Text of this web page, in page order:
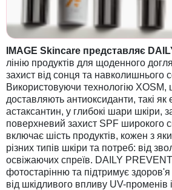
IMAGE Skincare представляє
лінію продуктів для щоденного
захист від сонця та навколишнього
Використовуючи технологію XOSM,
доставляють антиоксиданти, такі як
астаксантин, у глибокі шари шкіри,
поверхневий захист SPF широкого
включає шість продуктів, кожен з
різних типів шкіри та потреб: від
освіжаючих спреїв. DAILY
фотостарінню та підтримує
від шкідливого впливу UV-променів